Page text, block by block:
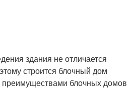
Деревянный дом
здания не отличается
строится блочный дом
преимуществами блочных домов